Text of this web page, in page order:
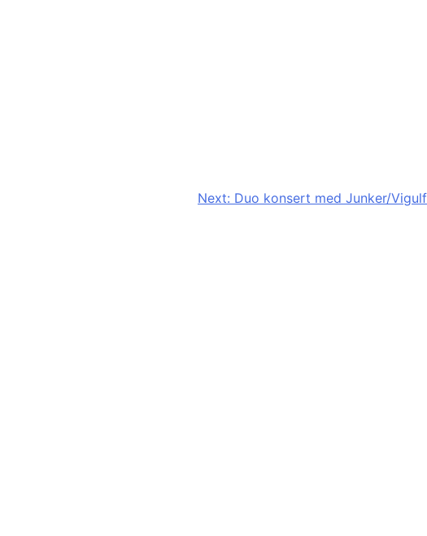
Next: Duo konsert med Junker/Vigulf